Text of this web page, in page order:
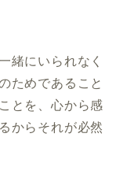
緒にいられなく
ためであること
とを、心から感
からそれが必然